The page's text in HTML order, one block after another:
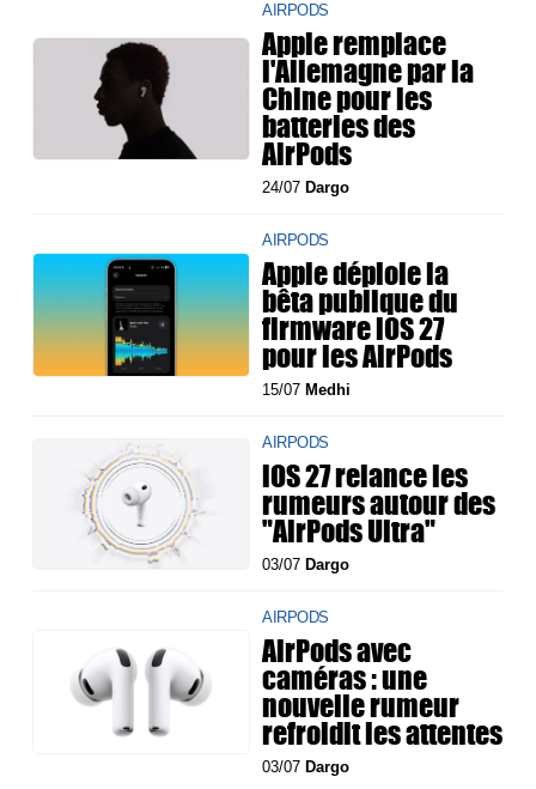
AIRPODS
Apple remplace
l'Allemagne par la
Chine pour les
batteries des
AirPods
24/07 Dargo
AIRPODS
Apple déploie la
bêta publique du
firmware iOS 27
pour les AirPods
15/07 Medhi
AIRPODS
iOS 27 relance les
rumeurs autour des
"AirPods Ultra"
03/07 Dargo
AIRPODS
AirPods avec
caméras : une
nouvelle rumeur
refroidit les attentes
03/07 Dargo